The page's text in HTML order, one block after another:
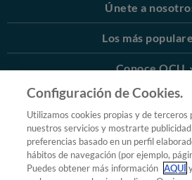
Únete a
Los más
Conoce OCU
Más Información
© 2026 OCU
Condiciones generales de
Política de
Configuración de Cookies.
Utilizamos cookies propias y de terceros
nuestros servicios y mostrarte
preferencias basado en un perfil
hábitos de navegación (por ejemplo,
Puedes obtener más información AQUÍ